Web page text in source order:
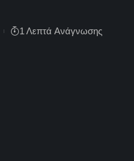
1 Λεπτά Aνάγνωσης